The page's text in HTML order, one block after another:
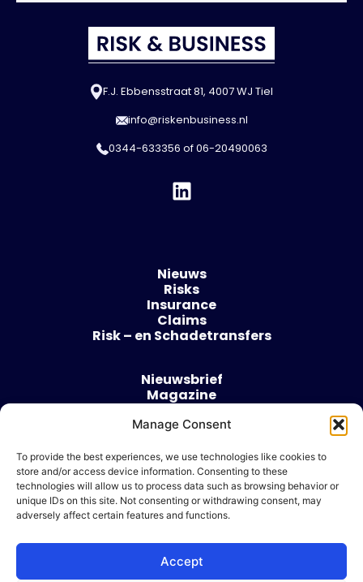
Manage Consent
To provide the best experiences, we use technologies like cookies to
store and/or access device information. Consenting to these
technologies will allow us to process data such as browsing behavior or
unique IDs on this site. Not consenting or withdrawing consent, may
adversely affect certain features and functions.
Accept
F.J. Ebbensstraat 81, 4007 WJ Tiel
info@riskenbusiness.nl
0344-633356 of06-20490063
Nieuws
Risks
Insurance
Claims
Risk – en Schadetransfers
Nieuwsbrief
Magazine
Over
Algemene voorwaarden
Cookie beleid
Ik wil adverteren